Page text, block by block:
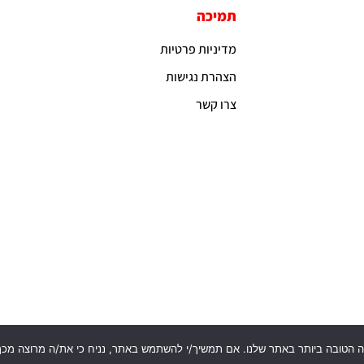
תמיכה
מדיניות פרטיות
הצהרת נגישות
צרו קשר